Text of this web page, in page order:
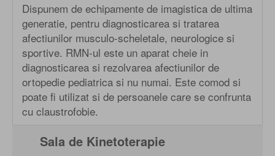
Dispunem de echipamente de imagistica de ultima
generatie, pentru diagnosticarea si tratarea
afectiunilor musculo-scheletale, neurologice si
sportive. RMN-ul este un aparat cheie in
diagnosticarea si rezolvarea afectiunilor de
ortopedie pediatrica si nu numai. Este comod si
poate fi utilizat si de persoanele care se confrunta
cu claustrofobie.
Sala de Kinetoterapie